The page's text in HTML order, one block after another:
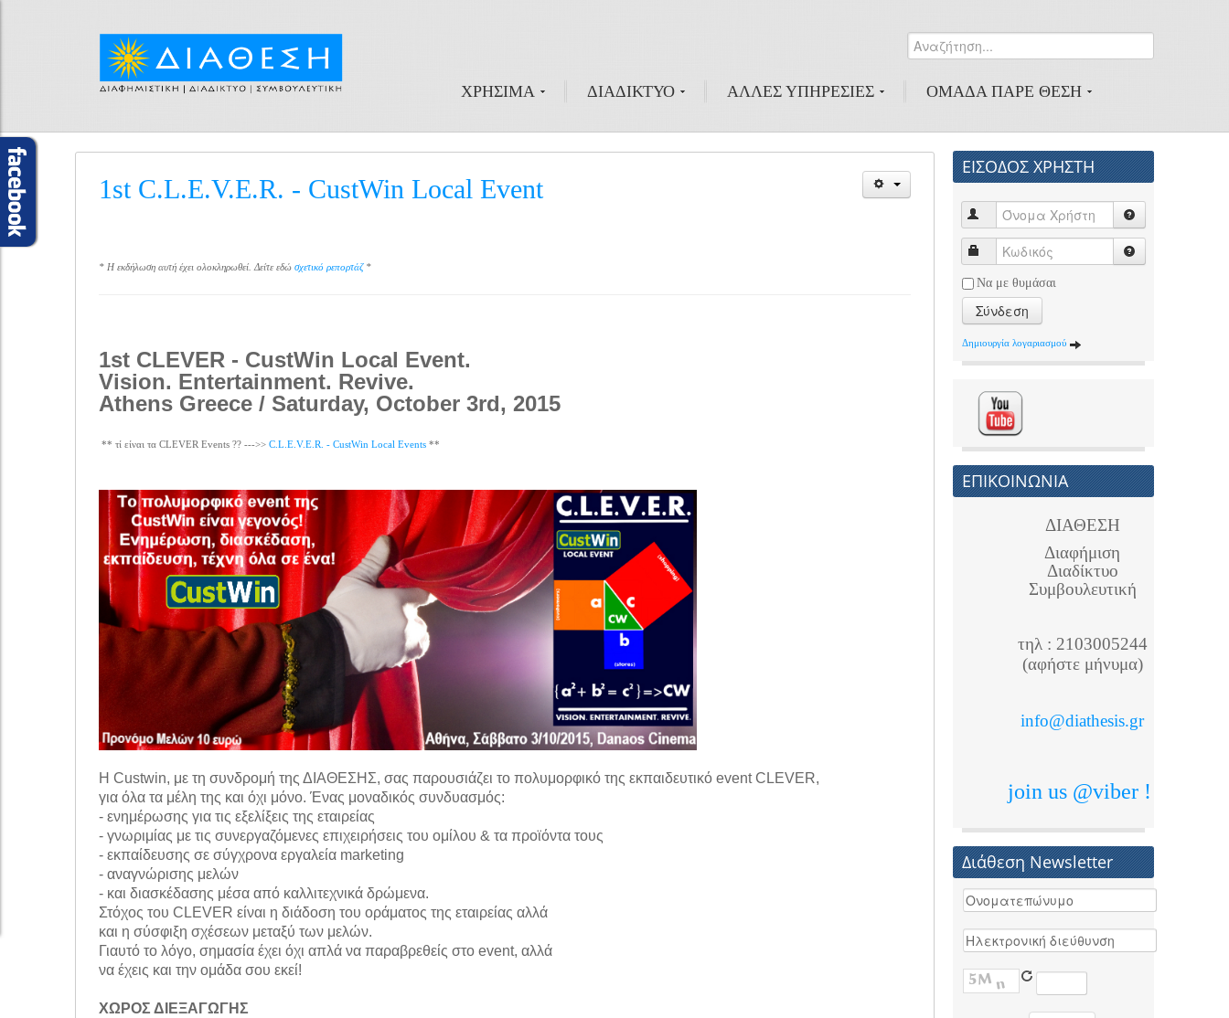
ΧΡΗΣΙΜΑ ΔΙΑΔΙΚΤΥΟ ΑΛΛΕΣ ΥΠΗΡΕΣΙΕΣ ΟΜΑΔΑ ΠΑΡΕ ΘΕΣΗ
1st C.L.E.V.E.R. - CustWin Local Event
* Η εκδήλωση αυτή έχει ολοκληρωθεί. Δείτε εδώ σχετικό ρεπορτάζ*
1st CLEVER - CustWin Local Event.
Vision. Entertainment. Revive.
Athens Greece / Saturday, October 3rd, 2015
** τί είναι τα CLEVER Events ?? --->> C.L.E.V.E.R. - CustWin Local Events **
Η Custwin, με τη συνδρομή της ΔΙΑΘΕΣΗΣ, σας παρουσιάζει το πολυμορφικό της εκπαιδευτικό event CLEVER,
για όλα τα μέλη της και όχι μόνο. Ένας μοναδικός συνδυασμός:
- ενημέρωσης για τις εξελίξεις της εταιρείας
- γνωριμίας με τις συνεργαζόμενες επιχειρήσεις του ομίλου & τα προϊόντα τους
- εκπαίδευσης σε σύγχρονα εργαλεία marketing
- αναγνώρισης μελών
- και διασκέδασης μέσα από καλλιτεχνικά δρώμενα.
Στόχος του CLEVER είναι η διάδοση του οράματος της εταιρείας αλλά
και η σύσφιξη σχέσεων μεταξύ των μελών.
Γιαυτό το λόγο, σημασία έχει όχι απλά να παραβρεθείς στο event, αλλά
να έχεις και την ομάδα σου εκεί!
ΧΩΡΟΣ ΔΙΕΞΑΓΩΓΗΣ
ΕΙΣΟΔΟΣ ΧΡΗΣΤΗ
Να με θυμάσαι
Σύνδεση
Δημιουργία λογαριασμού
ΕΠΙΚΟΙΝΩΝΙΑ
ΔΙΑΘΕΣΗ
Διαφήμιση
Διαδίκτυο
Συμβουλευτική
τηλ : 2103005244
(αφήστε μήνυμα)
info@diathesis.gr
join us @viber !
Διάθεση Newsletter